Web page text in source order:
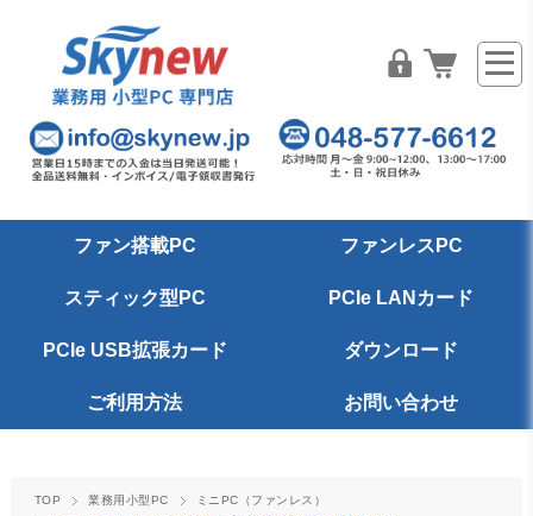
ファン搭載PC ファンレスPC
スティック型PC PCIe LANカード
PCIe USB拡張カード ダウンロード
ご利用方法 お問い合わせ
TOP 業務用小型PC
ミニPC（ファンレス）